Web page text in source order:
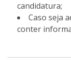
candidatura;
Caso seja
conter